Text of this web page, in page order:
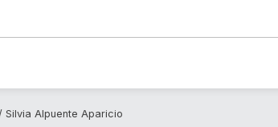
Silvia Alpuente Aparicio